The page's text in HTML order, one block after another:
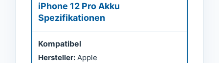
iPhone 12 Pro Akku
Spezifikationen
Kompatibel
Hersteller: Apple